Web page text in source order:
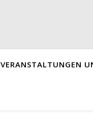
VERANSTALTUNGEN